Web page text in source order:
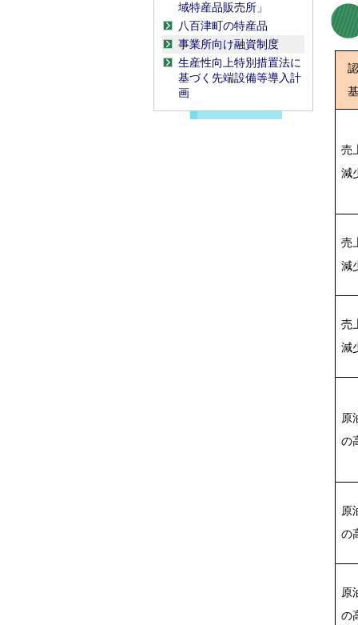
域特産品販売所」
八百津町の特産品
事業所向け融資制度
生産性向上特別措置法に
基づく先端設備等導入計
画
売
減
売
減
売
減
原
の
原
の
原
の